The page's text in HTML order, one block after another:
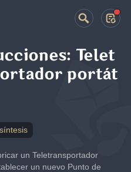
Telet
portát
un Teletransportador
un nuevo Punto de